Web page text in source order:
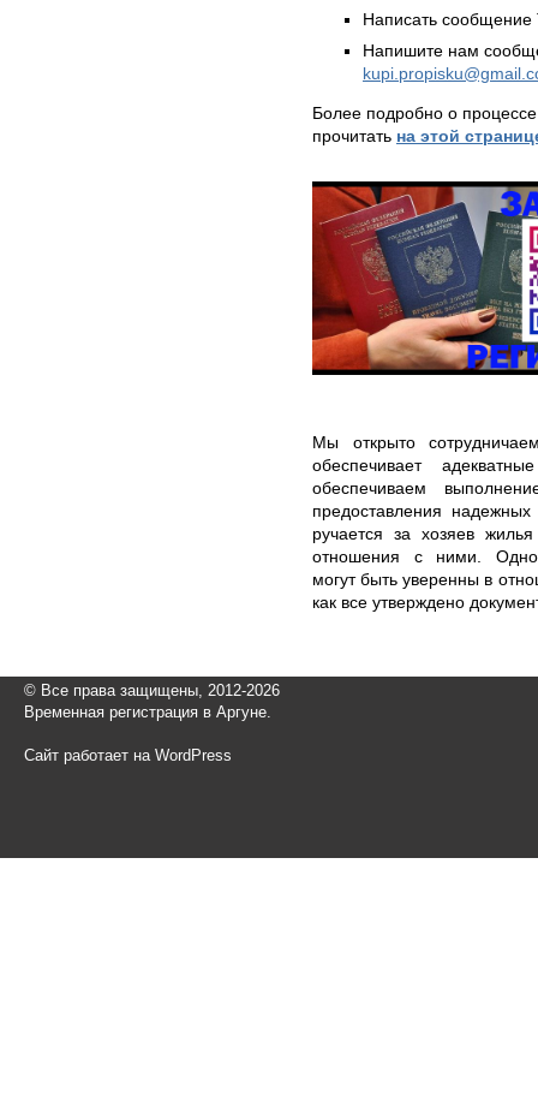
Написать
Напишите нам
Более подробно о
прочитать на этой
Мы открыто
обеспечивает
обеспечиваем
предоставления
ручается за хозяев
отношения с ними.
могут быть уверенны в
как все утверждено
© Все права защищены, 2012-2026
Временная регистрация в Аргуне.
Сайт работает на WordPress